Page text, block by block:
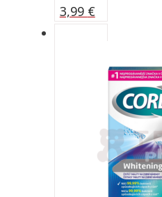
3,99 €